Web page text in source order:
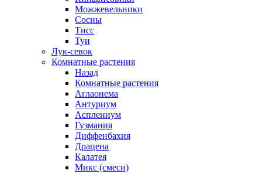
Можжевельники
Сосны
Тисс
Туи
Лук-севок
Комнатные растения
Назад
Комнатные растения
Аглаонема
Антуриум
Асплениум
Гузмания
Диффенбахия
Драцена
Калатея
Микс (смеси)